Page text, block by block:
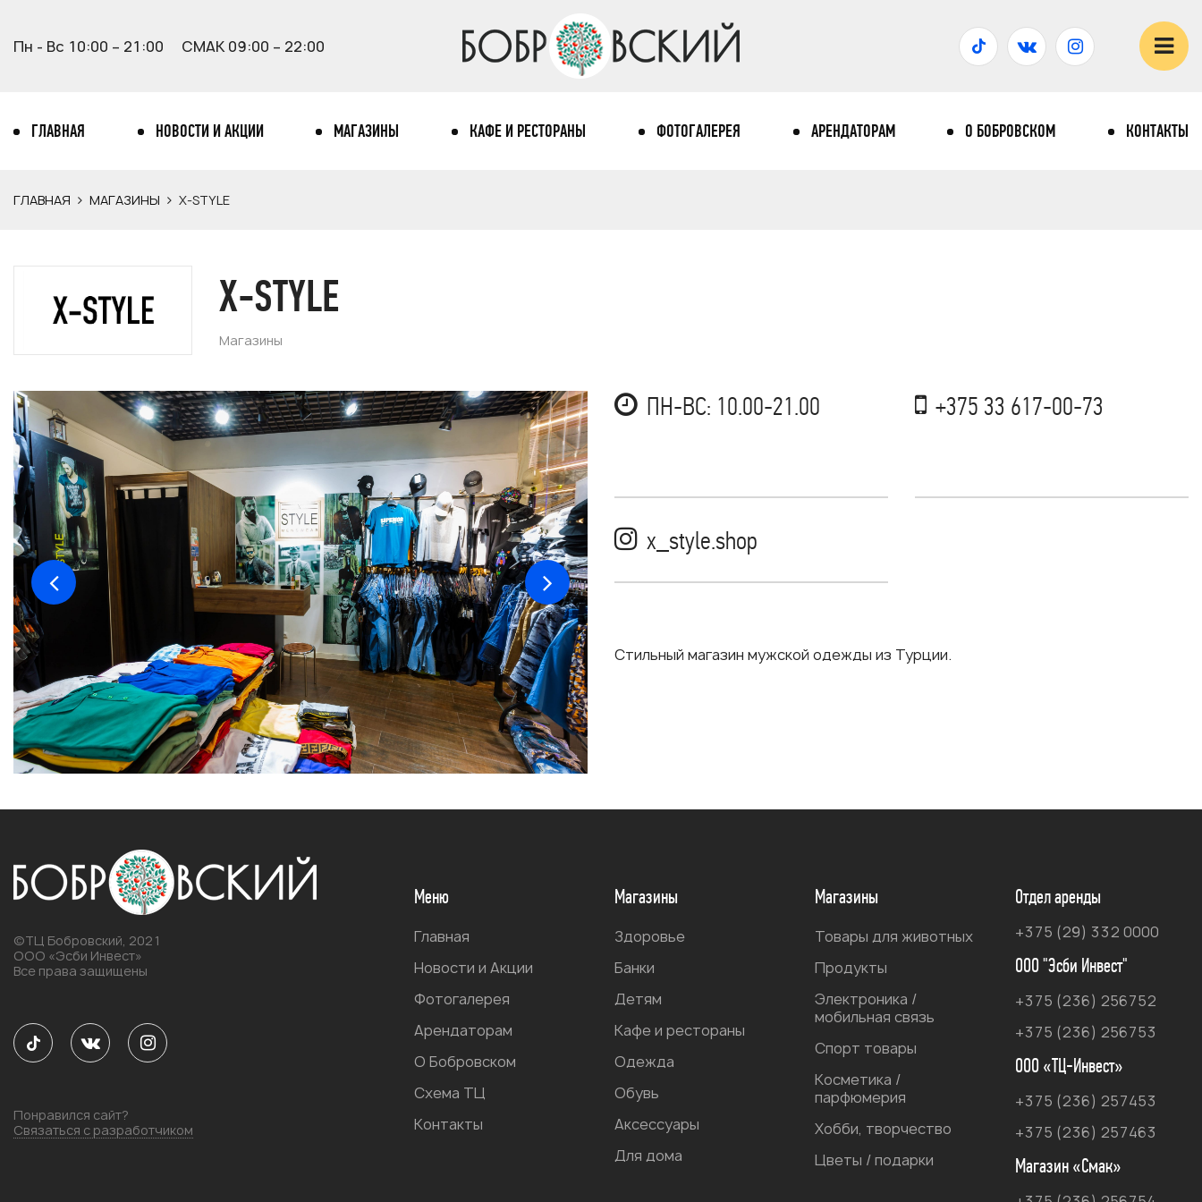
Пн - Вс 10:00 – 21:00 СМАК 09:00 – 22:00
ГЛАВНАЯ НОВОСТИ И АКЦИИ МАГАЗИНЫ КАФЕ И РЕСТОРАНЫ ФОТОГАЛЕРЕЯ АРЕНДАТОРАМ О БОБРОВСКОМ КОНТАКТЫ
ГЛАВНАЯ МАГАЗИНЫ Х-STYLE
Х-STYLE
Магазины
ПН-ВС: 10.00-21.00 +375 33 617-00-73
x_style.shop
Стильный магазин мужской одежды из Турции.
©ТЦ Бобровский, 2021
ООО «Эсби Инвест»
Все права защищены
Понравился сайт?
Связаться с разработчиком
Меню
Главная
Новости и Акции
Фотогалерея
Арендаторам
О Бобровском
Схема ТЦ
Контакты
Магазины
Здоровье
Банки
Детям
Кафе и рестораны
Одежда
Обувь
Аксессуары
Для дома
Магазины
Товары для животных
Продукты
Электроника /
мобильная связь
Спорт товары
Косметика /
парфюмерия
Хобби, творчество
Цветы / подарки
Отдел аренды
+375 (29) 332 0000
ООО "Эсби Инвест"
+375 (236) 256752
+375 (236) 256753
ООО «ТЦ-Инвест»
+375 (236) 257453
+375 (236) 257463
Магазин «Смак»